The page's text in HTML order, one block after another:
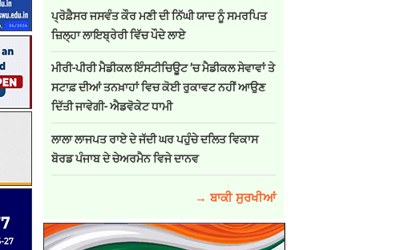
ਪ੍ਰੋਫ਼ੈਸਰ ਜਸਵੰਤ ਕੌਰ ਮਣੀ ਦੀ ਨਿੱਘੀ ਯਾਦ ਨੂੰ ਸਮਰਪਿਤ
ਜ਼ਿਲ੍ਹਾ ਲਾਇਬ੍ਰੇਰੀ ਵਿੱਚ ਪੌਦੇ ਲਾਏ
ਮੀਰੀ-ਪੀਰੀ ਮੈਡੀਕਲ ਇੰਸਟੀਚਿਊਟ ’ਚ ਮੈਡੀਕਲ ਸੇਵਾਵਾਂ ਤੇ
ਸਟਾਫ਼ ਦੀਆਂ ਤਨਖ਼ਾਹਾਂ ਵਿਚ ਕੋਈ ਰੁਕਾਵਟ ਨਹੀਂ ਆਉਣ
ਦਿੱਤੀ ਜਾਵੇਗੀ- ਐਡਵੋਕੇਟ ਧਾਮੀ
ਲਾਲਾ ਲਾਜਪਤ ਰਾਏ ਦੇ ਜੱਦੀ ਘਰ ਪਹੁੰਚੇ ਦਲਿਤ ਵਿਕਾਸ
ਬੋਰਡ ਪੰਜਾਬ ਦੇ ਚੇਅਰਮੈਨ ਵਿਜੇ ਦਾਨਵ
→ ਬਾਕੀ ਸੁਰਖੀਆਂ